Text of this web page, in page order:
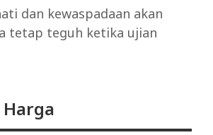
dan kewaspadaan akan
tetap teguh ketika ujian